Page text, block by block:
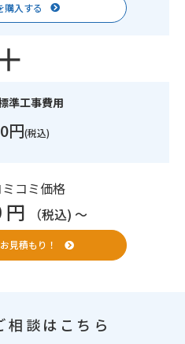
購入する
準工事費用
円(税込)
コミ価格
円 （税込) 〜
見積もり！
相談はこちら